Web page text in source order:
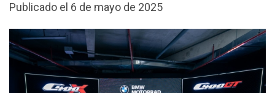
Publicado el 6 de mayo de 2025